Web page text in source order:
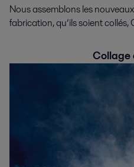
Nous assemblons les
fabrication, qu’ils soient
Collage